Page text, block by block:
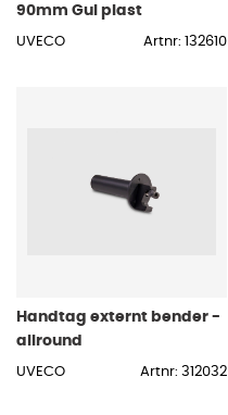
90mm Gul plast
UVECO Artnr: 132610
Handtag externt bender -
allround
UVECO Artnr: 312032